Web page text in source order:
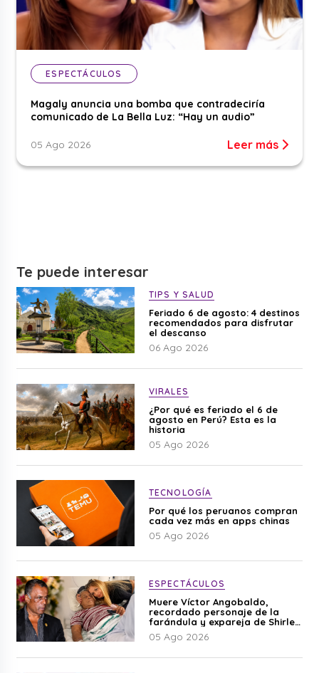
ESPECTÁCULOS
Magaly anuncia una bomba que contradeciría
comunicado de La Bella Luz: “Hay un audio”
05 Ago 2026 Leer más
Te puede interesar
TIPS Y SALUD
Feriado 6 de agosto: 4 destinos
recomendados para disfrutar
el descanso
06 Ago 2026
VIRALES
¿Por qué es feriado el 6 de
agosto en Perú? Esta es la
historia
05 Ago 2026
TECNOLOGÍA
Por qué los peruanos compran
cada vez más en apps chinas
05 Ago 2026
ESPECTÁCULOS
Muere Víctor Angobaldo,
recordado personaje de la
farándula y expareja de Shirley
Cherres
05 Ago 2026